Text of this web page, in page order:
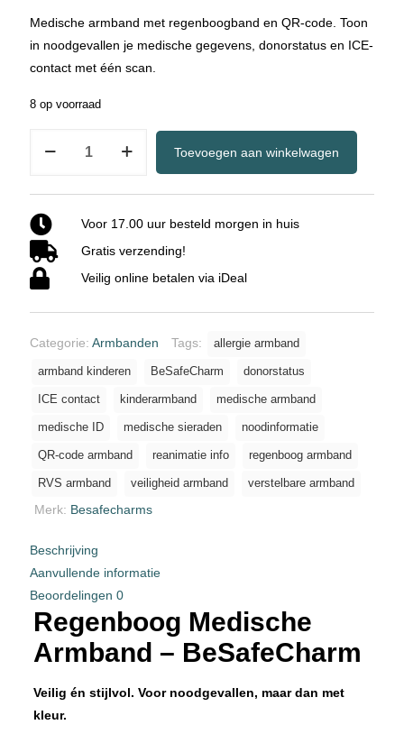
Medische armband met regenboogband en QR-code. Toon
in noodgevallen je medische gegevens, donorstatus en ICE-
contact met één scan.
8 op voorraad
Regenboogband
RVS
Jongeren
Zonder
jaar
geldig.
aantal
Toevoegen aan winkelwagen
Voor 17.00 uur besteld morgen in huis
Gratis verzending!
Veilig online betalen via iDeal
Categorie: Armbanden Tags: allergie armband
armband kinderen BeSafeCharm donorstatus
ICE contact kinderarmband medische armband
medische ID medische sieraden noodinformatie
QR-code armband reanimatie info regenboog armband
RVS armband veiligheid armband verstelbare armband
Merk: Besafecharms
Beschrijving
Aanvullende informatie
Beoordelingen 0
Regenboog Medische
Armband – BeSafeCharm
Veilig én stijlvol. Voor noodgevallen, maar dan met
kleur.